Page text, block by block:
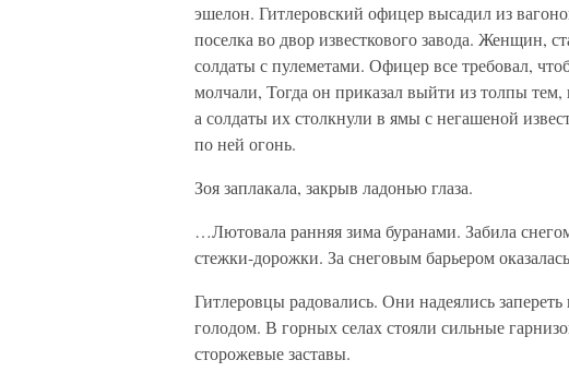
эшелон. Гитлеровский офицер высадил из
поселка во двор известкового завода. Женщин,
солдаты с пулеметами. Офицер все требовал,
молчали, Тогда он приказал выйти из толпы
а солдаты их столкнули в ямы с негашеной
по ней огонь.
Зоя заплакала, закрыв ладонью глаза.
…Лютовала ранняя зима буранами. Забила
стежки-дорожки. За снеговым барьером
Гитлеровцы радовались. Они надеялись
голодом. В горных селах стояли сильные
сторожевые заставы.